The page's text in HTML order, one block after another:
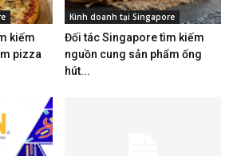
kiếm
pizza
Kinh doanh tại Singapore
Đối tác Singapore tìm kiếm
nguồn cung sản phẩm ống
hút...